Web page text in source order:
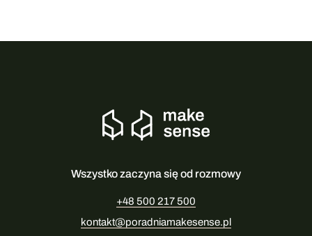
Wszystko zaczyna się od rozmowy
+48 500 217 500
kontakt@poradniamakesense.pl